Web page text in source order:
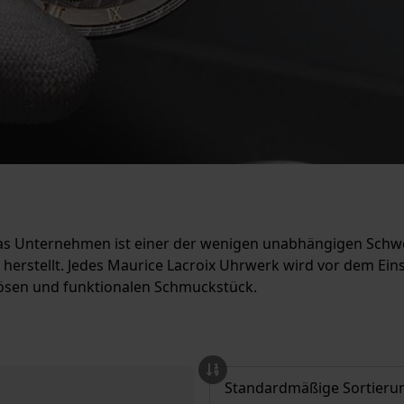
Unternehmen ist einer der wenigen unabhängigen
Jedes Maurice Lacroix Uhrwerk wird vor dem
und funktionalen Schmuckstück.